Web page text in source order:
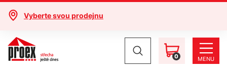
Vyberte svou prodejnu
0 MENU